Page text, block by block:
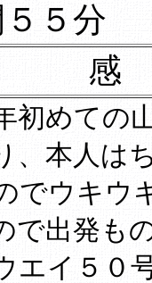
５分
初めての
、本人は
でウキウ
で出発も
エイ５０